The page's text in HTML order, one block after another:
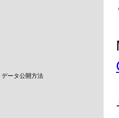
データ公開方法